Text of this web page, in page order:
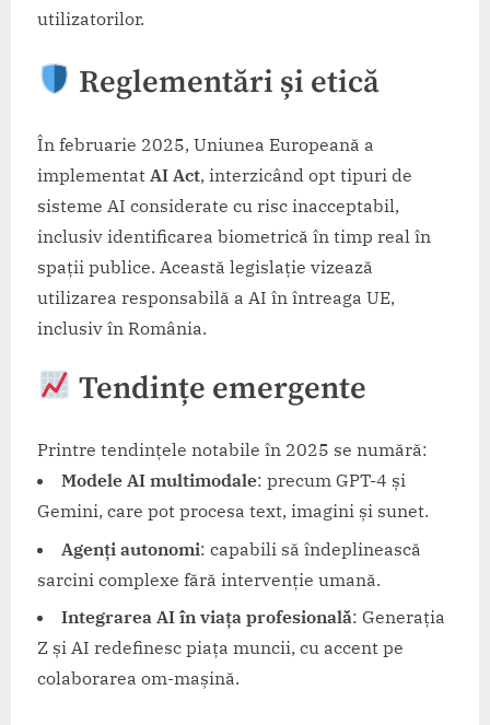
utilizatorilor.​
Reglementări și etică
În februarie 2025, Uniunea Europeană a
implementat AI Act, interzicând opt tipuri de
sisteme AI considerate cu risc inacceptabil,
inclusiv identificarea biometrică în timp real în
spații publice. Această legislație vizează
utilizarea responsabilă a AI în întreaga UE,
inclusiv în România. ​
Tendințe emergente
Printre tendințele notabile în 2025 se numără:​
Modele AI multimodale: precum GPT-4 și
Gemini, care pot procesa text, imagini și sunet.
Agenți autonomi: capabili să îndeplinească
sarcini complexe fără intervenție umană.
Integrarea AI în viața profesională: Generația
Z și AI redefinesc piața muncii, cu accent pe
colaborarea om-mașină.